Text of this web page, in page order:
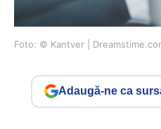
Foto: © Kantver |
Adaugă-ne ca